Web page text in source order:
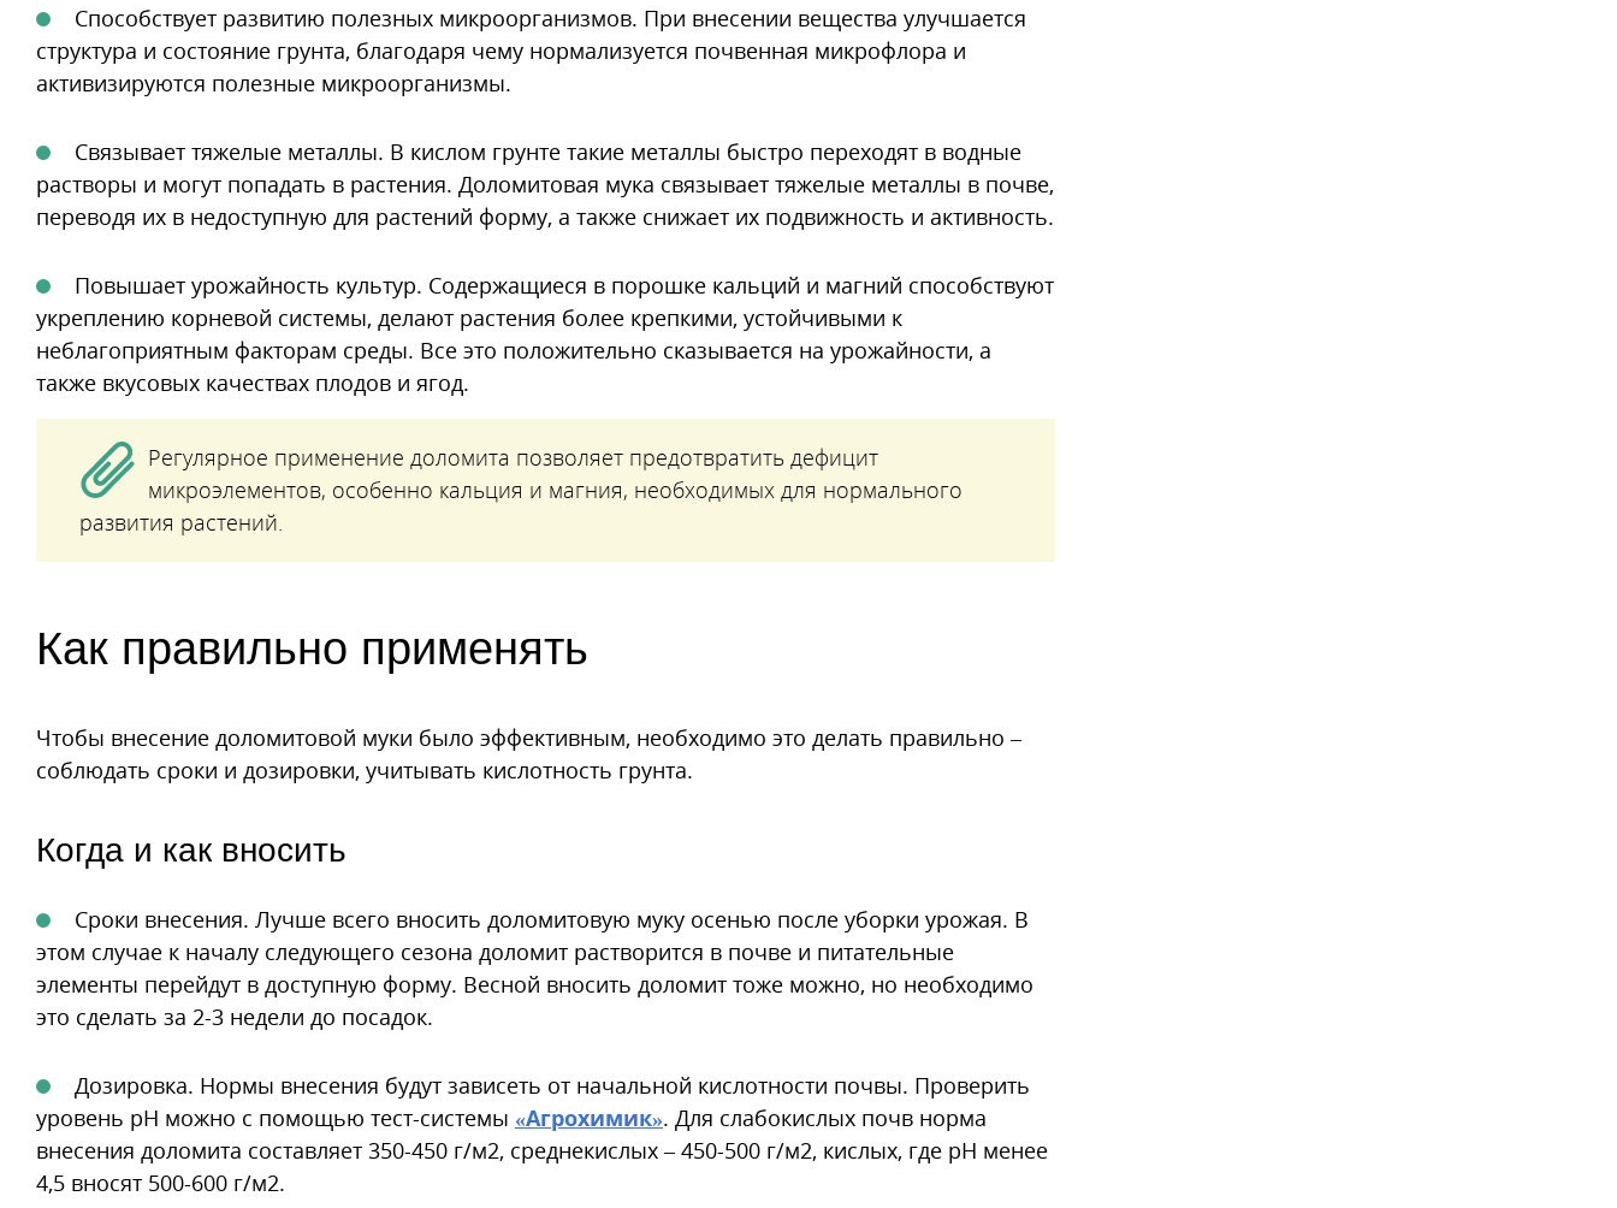
Способствует развитию полезных микроорганизмов. При внесении вещества улучшается
структура и состояние грунта, благодаря чему нормализуется почвенная микрофлора и
активизируются полезные микроорганизмы.
Связывает тяжелые металлы. В кислом грунте такие металлы быстро переходят в водные
растворы и могут попадать в растения. Доломитовая мука связывает тяжелые металлы в почве,
переводя их в недоступную для растений форму, а также снижает их подвижность и активность.
Повышает урожайность культур. Содержащиеся в порошке кальций и магний способствуют
укреплению корневой системы, делают растения более крепкими, устойчивыми к
неблагоприятным факторам среды. Все это положительно сказывается на урожайности, а
также вкусовых качествах плодов и ягод.
Регулярное применение доломита позволяет предотвратить дефицит
микроэлементов, особенно кальция и магния, необходимых для нормального
развития растений.
Как правильно применять
Чтобы внесение доломитовой муки было эффективным, необходимо это делать правильно –
соблюдать сроки и дозировки, учитывать кислотность грунта.
Когда и как вносить
Сроки внесения. Лучше всего вносить доломитовую муку осенью после уборки урожая. В
этом случае к началу следующего сезона доломит растворится в почве и питательные
элементы перейдут в доступную форму. Весной вносить доломит тоже можно, но необходимо
это сделать за 2-3 недели до посадок.
Дозировка. Нормы внесения будут зависеть от начальной кислотности почвы. Проверить
уровень рН можно с помощью тест-системы «Агрохимик». Для слабокислых почв норма
внесения доломита составляет 350-450 г/м2, среднекислых – 450-500 г/м2, кислых, где рН менее
4,5 вносят 500-600 г/м2.